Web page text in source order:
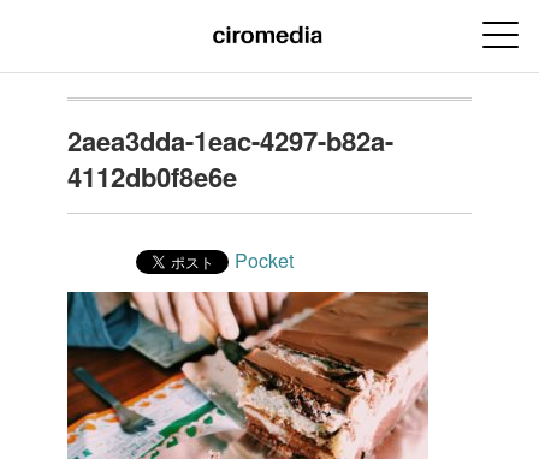
2aea3dda-1eac-4297-b82a-
4112db0f8e6e
Pocket